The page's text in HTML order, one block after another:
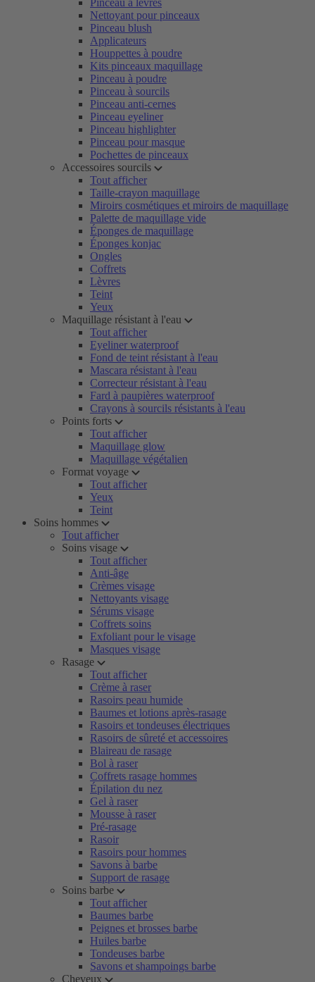
Pinceau à lèvres
Nettoyant pour pinceaux
Pinceau blush
Applicateurs
Houppettes à poudre
Kits pinceaux maquillage
Pinceau à poudre
Pinceau à sourcils
Pinceau anti-cernes
Pinceau eyeliner
Pinceau highlighter
Pinceau pour masque
Pochettes de pinceaux
Accessoires sourcils
Tout afficher
Taille-crayon maquillage
Miroirs cosmétiques et miroirs de maquillage
Palette de maquillage vide
Éponges de maquillage
Éponges konjac
Ongles
Coffrets
Lèvres
Teint
Yeux
Maquillage résistant à l'eau
Tout afficher
Eyeliner waterproof
Fond de teint résistant à l'eau
Mascara résistant à l'eau
Correcteur résistant à l'eau
Fard à paupières waterproof
Crayons à sourcils résistants à l'eau
Points forts
Tout afficher
Maquillage glow
Maquillage végétalien
Format voyage
Tout afficher
Yeux
Teint
Soins hommes
Tout afficher
Soins visage
Tout afficher
Anti-âge
Crèmes visage
Nettoyants visage
Sérums visage
Coffrets soins
Exfoliant pour le visage
Masques visage
Rasage
Tout afficher
Crème à raser
Rasoirs peau humide
Baumes et lotions après-rasage
Rasoirs et tondeuses électriques
Rasoirs de sûreté et accessoires
Blaireau de rasage
Bol à raser
Coffrets rasage hommes
Épilation du nez
Gel à raser
Mousse à raser
Pré-rasage
Rasoir
Rasoirs pour hommes
Savons à barbe
Support de rasage
Soins barbe
Tout afficher
Baumes barbe
Peignes et brosses barbe
Huiles barbe
Tondeuses barbe
Savons et shampoings barbe
Cheveux